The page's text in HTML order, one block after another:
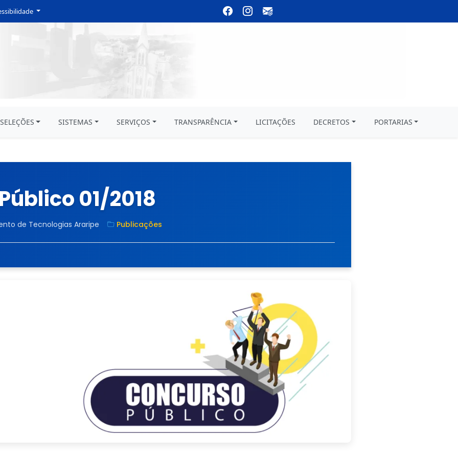
SISTEMAS SERVIÇOS TRANSPARÊNCIA LICITAÇÕES DECRETOS PORTARIAS
01/2018
de Tecnologias Araripe Publicações